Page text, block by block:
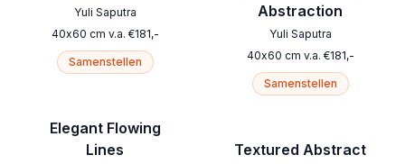
Yuli Saputra
40x60 cm v.a. €181,-
Samenstellen
Elegant Flowing
Lines
Abstraction
Yuli Saputra
40x60 cm v.a. €181,-
Samenstellen
Textured Abstract